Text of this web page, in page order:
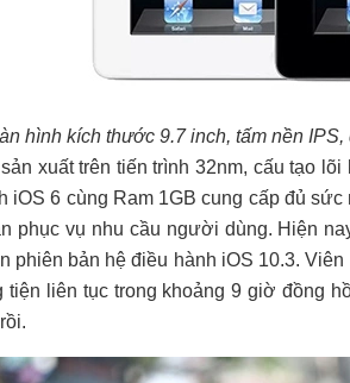
hình kích thước 9.7 inch, tấm nền
xuất trên tiến trình 32nm, cấu tạo
iOS 6 cùng Ram 1GB cung cấp đủ
phục vụ nhu cầu người dùng. Hiện
phiên bản hệ điều hành iOS 10.3.
liên tục trong khoảng 9 giờ đồng